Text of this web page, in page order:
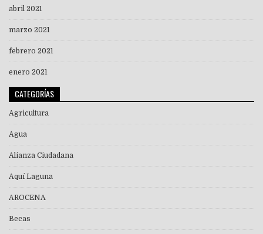
abril 2021
marzo 2021
febrero 2021
enero 2021
CATEGORÍAS
Agricultura
Agua
Alianza Ciudadana
Aquí Laguna
AROCENA
Becas